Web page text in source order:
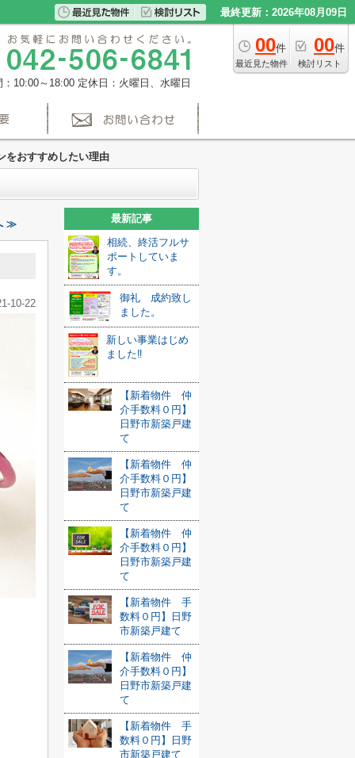
最終更新：2026年08月09日
00件
最近見た物件
00件
検討リスト
：10:00～18:00 定休日：火曜日、水曜日
をおすすめしたい理由
≫
10-22
最新記事
相続、終活フルサ
ポートしていま
す。
御礼 成約致し
ました。
新しい事業はじめ
ました‼
【新着物件 仲
介手数料０円】
日野市新築戸建
て
【新着物件 仲
介手数料０円】
日野市新築戸建
て
【新着物件 仲
介手数料０円】
日野市新築戸建
て
【新着物件 手
数料０円】日野
市新築戸建て
【新着物件 仲
介手数料０円】
日野市新築戸建
て
【新着物件 手
数料０円】日野
市新築戸建て